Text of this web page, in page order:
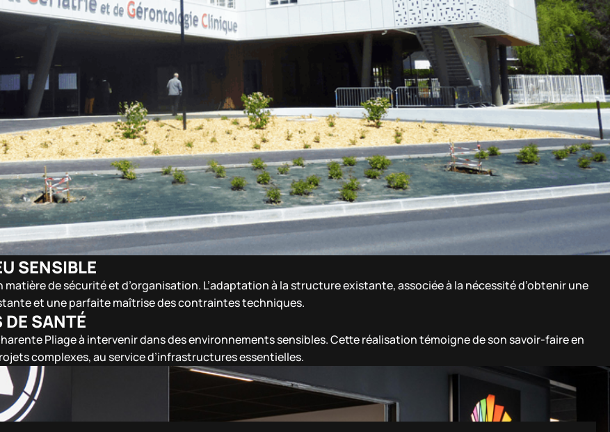
SENSIBLE
de sécurité et d’organisation. L’adaptation à la structure existante, associée à la nécessité d’obtenir une
et une parfaite maîtrise des contraintes techniques.
DE SANTÉ
Pliage à intervenir dans des environnements sensibles. Cette réalisation témoigne de son savoir-faire en
complexes, au service d’infrastructures essentielles.